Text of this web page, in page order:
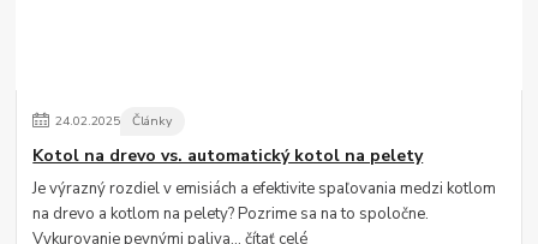
24.02.2025 Články
Kotol na drevo vs. automatický kotol na pelety
Je výrazný rozdiel v emisiách a efektivite spaľovania medzi kotlom
na drevo a kotlom na pelety? Pozrime sa na to spoločne.
Vykurovanie pevnými paliva...čítať celé